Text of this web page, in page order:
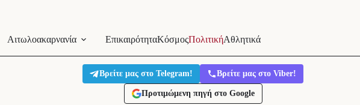
Αιτωλοακαρνανία ΕπικαιρότηταΚόσμοςΠολιτικήΑθλητικά
Βρείτε μας στο Telegram! Βρείτε μας στο Viber!
Προτιμώμενη πηγή στο Google